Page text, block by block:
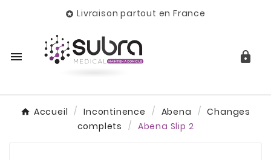
 Livraison partout en France
 
Accueil Incontinence Abena
Changes
complets
Abena Slip 2